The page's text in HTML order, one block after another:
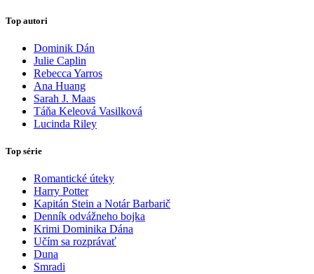
Top autori
Dominik Dán
Julie Caplin
Rebecca Yarros
Ana Huang
Sarah J. Maas
Táňa Keleová Vasilková
Lucinda Riley
Top série
Romantické úteky
Harry Potter
Kapitán Stein a Notár Barbarič
Denník odvážneho bojka
Krimi Dominika Dána
Učím sa rozprávať
Duna
Smradi